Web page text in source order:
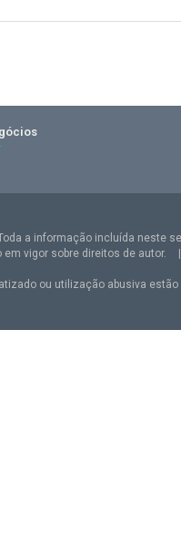
a informação incluída neste
vigor sobre direitos de autor.
ou utilização abusiva